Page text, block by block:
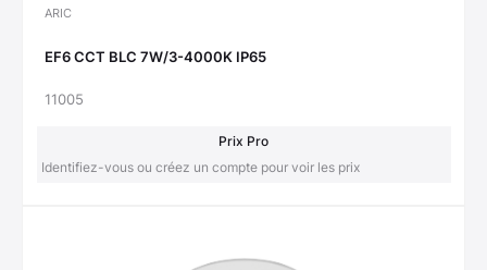
ARIC
EF6 CCT BLC 7W/3-4000K IP65
11005
Prix Pro
Identifiez-vous ou créez un compte pour voir les prix